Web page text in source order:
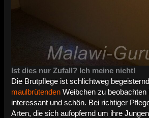
Ist dies nur Zufall? Ich meine nicht!
Die Brutpflege ist schlichtweg
maulbrütenden Weibchen zu
interessant und schön. Bei richtiger
Arten, die sich aufopfernd um ihre